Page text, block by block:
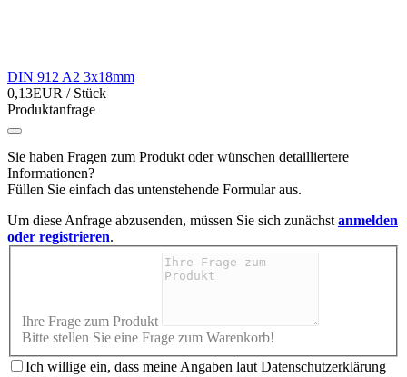
DIN 912 A2 3x18mm
0,13EUR / Stück
Produktanfrage
Sie haben Fragen zum Produkt oder wünschen detailliertere
Informationen?
Füllen Sie einfach das untenstehende Formular aus.
Um diese Anfrage abzusenden, müssen Sie sich zunächst anmelden
oder registrieren.
Ihre Frage zum Produkt
Bitte stellen Sie eine Frage zum Warenkorb!
Ich willige ein, dass meine Angaben laut Datenschutzerklärung